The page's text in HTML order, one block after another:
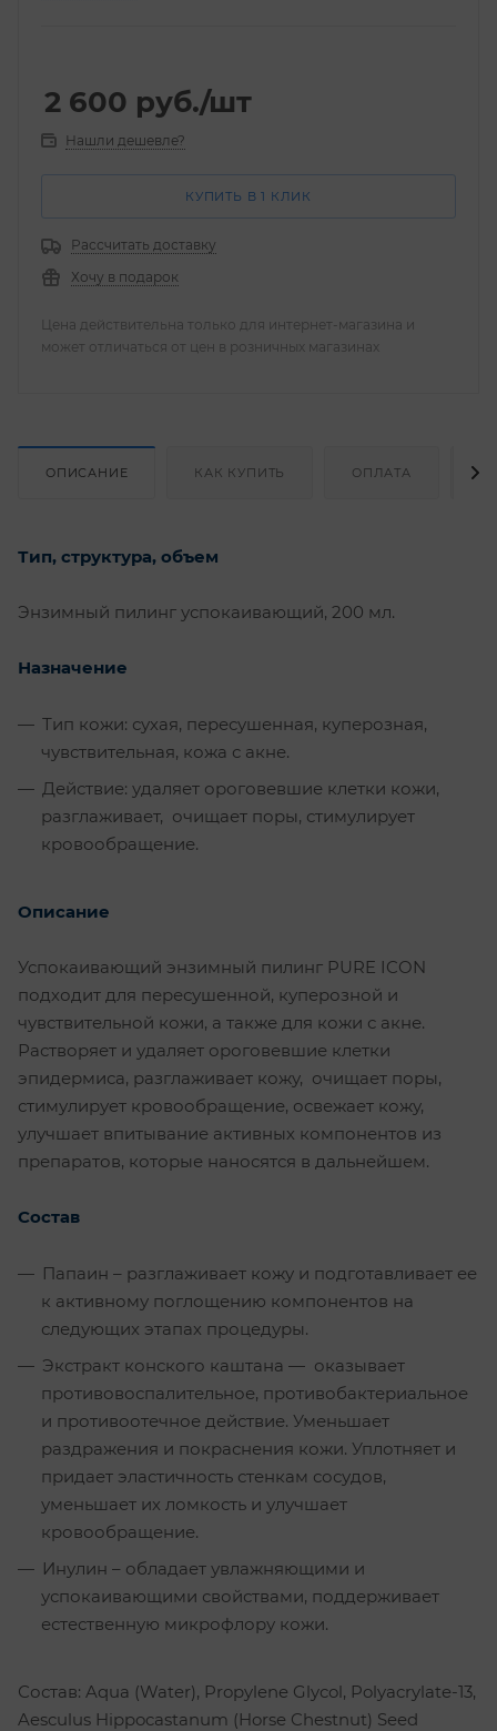
2 600 руб./шт
Нашли дешевле?
КУПИТЬ В 1 КЛИК
Рассчитать доставку
Хочу в подарок
Цена действительна только для интернет-магазина и
может отличаться от цен в розничных магазинах
ОПИСАНИЕ КАК КУПИТЬ ОПЛАТА
Тип, структура, объем
Энзимный пилинг успокаивающий, 200 мл.
Назначение
Тип кожи: сухая, пересушенная, куперозная,
чувствительная, кожа с акне.
Действие: удаляет ороговевшие клетки кожи,
разглаживает, очищает поры, стимулирует
кровообращение.
Описание
Успокаивающий энзимный пилинг PURE ICON
подходит для пересушенной, куперозной и
чувствительной кожи, а также для кожи с акне.
Растворяет и удаляет ороговевшие клетки
эпидермиса, разглаживает кожу, очищает поры,
стимулирует кровообращение, освежает кожу,
улучшает впитывание активных компонентов из
препаратов, которые наносятся в дальнейшем.
Состав
Папаин – разглаживает кожу и подготавливает ее
к активному поглощению компонентов на
следующих этапах процедуры.
Экстракт конского каштана — оказывает
противовоспалительное, противобактериальное
и противоотечное действие. Уменьшает
раздражения и покраснения кожи. Уплотняет и
придает эластичность стенкам сосудов,
уменьшает их ломкость и улучшает
кровообращение.
Инулин – обладает увлажняющими и
успокаивающими свойствами, поддерживает
естественную микрофлору кожи.
Состав: Aqua (Water), Propylene Glycol, Polyacrylate-13,
Aesculus Hippocastanum (Horse Chestnut) Seed